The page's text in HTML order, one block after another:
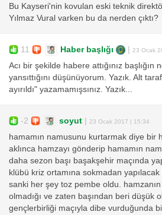
Bu Kayseri'nin kovulan eski teknik
Yılmaz Vural varken bu da nerden çıktı?
11 Haber başlığı 23 Ocak
Acı bir şekilde habere attığınız başlığın
yansıttığını düşünüyorum. Yazık. Alt
ayırıldı" yazamamışsınız. Yazık...
-2 soyut 23 Ocak 2017 | 15:34
hamamın namusunu kurtarmak diye bir
aklınca hamzayı gönderip hamamın
daha sezon başı başakşehir maçında
klübü kriz ortamına sokmadan
sanki her şey toz pembe oldu.
olmadığı ve zaten başından beri düşük
gençlerbirliği maçıyla dibe vurduğunda